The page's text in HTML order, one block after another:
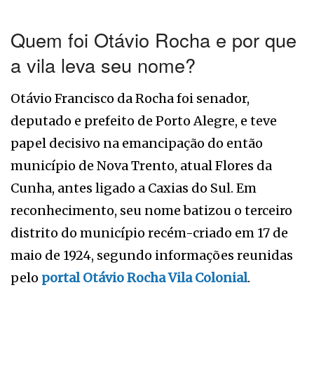
Quem foi Otávio Rocha e por que
a vila leva seu nome?
Otávio Francisco da Rocha foi senador,
deputado e prefeito de Porto Alegre, e teve
papel decisivo na emancipação do então
município de Nova Trento, atual Flores da
Cunha, antes ligado a Caxias do Sul. Em
reconhecimento, seu nome batizou o terceiro
distrito do município recém-criado em 17 de
maio de 1924, segundo informações reunidas
pelo portal Otávio Rocha Vila Colonial.